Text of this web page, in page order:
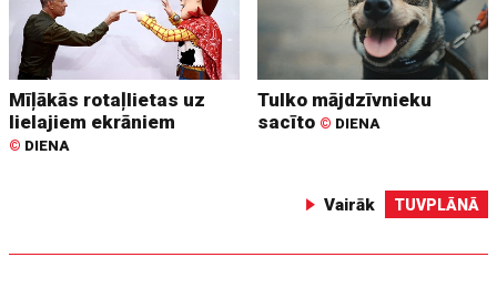
Mīļākās rotaļlietas uz
lielajiem ekrāniem
© DIENA
Tulko mājdzīvnieku
sacīto © DIENA
Vairāk TUVPLĀNĀ